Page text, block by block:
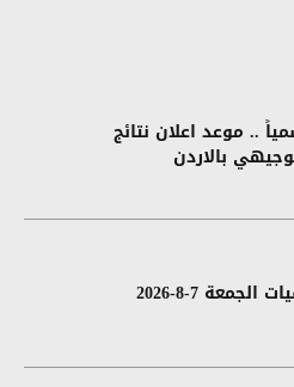
.. موعد اعلان نتائج
بالاردن
الجمعة 7-8-2026